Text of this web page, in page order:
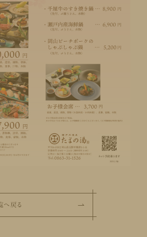
へ戻る